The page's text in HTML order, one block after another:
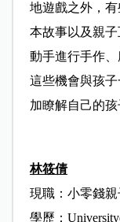
地遊戲之外，
本故事以及親
動手進行手作
這些機會與孩
加瞭解自己的孩
林筱倩
現職：小零錢
學歷：